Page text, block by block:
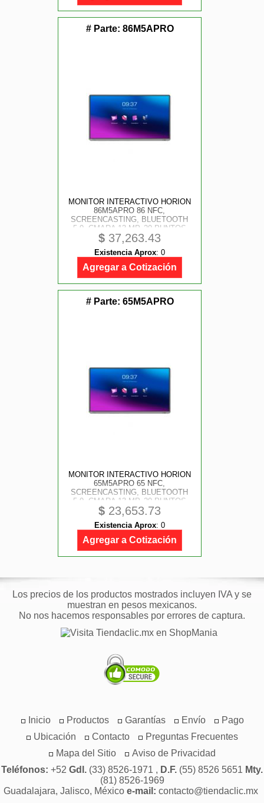
# Parte: 86M5APRO
MONITOR INTERACTIVO HORION
86M5APRO 86 NFC,
SCREENCASTING, BLUETOOTH
5.0, CMARA 13 MP, 20 PUNTOS
TCTILES, 10W/ 2, 350 CD/ M2,
CONTRASTE 12001, HDMI, DP,
VGA
$ 37,263.43
Existencia Aprox: 0
Agregar a Cotización
# Parte: 65M5APRO
MONITOR INTERACTIVO HORION
65M5APRO 65 NFC,
SCREENCASTING, BLUETOOTH
5.0, CMARA 13 MP, 20 PUNTOS
TCTILES, 10W/ 2, 350 CD/ M2,
CONTRASTE 12001, HDMI, DP,
VGA
$ 23,653.73
Existencia Aprox: 0
Agregar a Cotización
Los precios de los productos mostrados incluyen IVA y se
muestran en pesos mexicanos.
No nos hacemos responsables por errores de captura.
Inicio Productos Garantías Envío
Pago
Ubicación
Contacto
Preguntas Frecuentes
Mapa del Sitio
Aviso de Privacidad
Teléfonos: +52 Gdl. (33) 8526-1971 , D.F. (55) 8526 5651 Mty.
(81) 8526-1969
Guadalajara, Jalisco, México e-mail: contacto@tiendaclic.mx